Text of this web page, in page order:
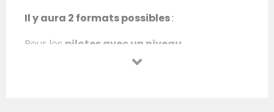
Il y aura 2 formats possibles:
Pour les pilotesavec un niveau
endurants, runners, rameurs, avec du grip